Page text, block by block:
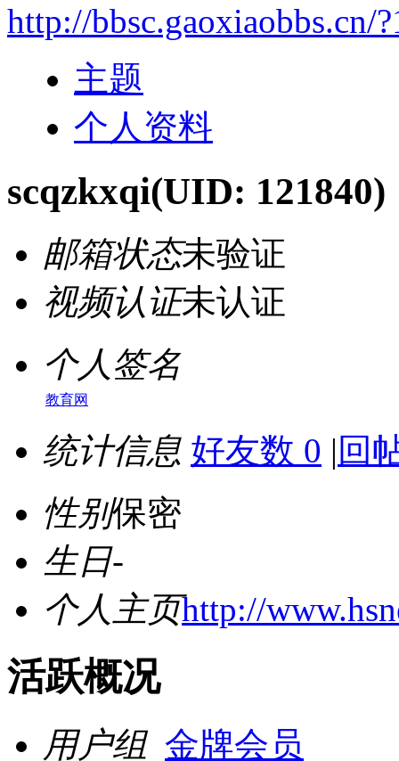
http://bbsc.gaoxiaobbs.cn/
主题
个人资料
scqzkxqi(UID: 121840)
邮箱状态未验证
视频认证未认证
个人签名
教育网
统计信息 好友数 0 | 回
性别保密
生日-
个人主页http://
活跃概况
用户组 金牌会员